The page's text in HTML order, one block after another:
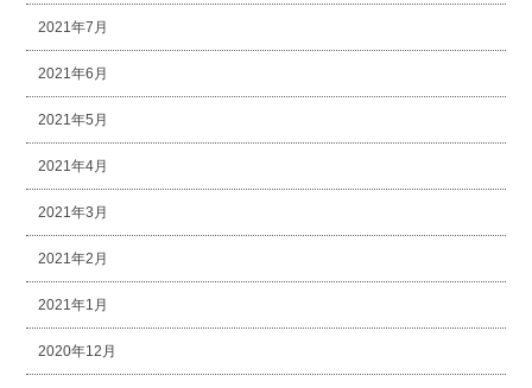
2021年7月
2021年6月
2021年5月
2021年4月
2021年3月
2021年2月
2021年1月
2020年12月